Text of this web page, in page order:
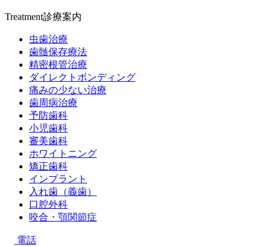
Treatment診療案内
虫歯治療
歯髄保存療法
精密根管治療
ダイレクトボンディング
痛みの少ない治療
歯周病治療
予防歯科
小児歯科
審美歯科
ホワイトニング
矯正歯科
インプラント
入れ歯（義歯）
口腔外科
咬合・顎関節症
電話